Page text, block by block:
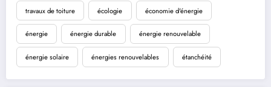
travaux de toiture écologie économie d'énergie
énergie énergie durable énergie renouvelable
énergie solaire énergies renouvelables étanchéité